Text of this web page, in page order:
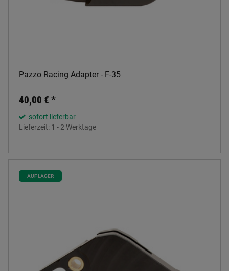
Pazzo Racing Adapter - F-35
40,00 € *
sofort lieferbar
Lieferzeit: 1 - 2 Werktage
AUF LAGER